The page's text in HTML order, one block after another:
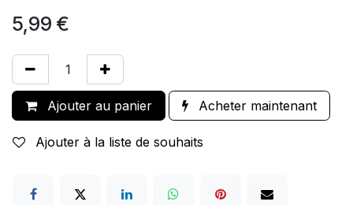
5,99 €
Ajouter au panier Acheter maintenant
Ajouter à la liste de souhaits